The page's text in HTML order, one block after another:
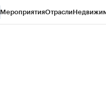
МероприятияОтрасли